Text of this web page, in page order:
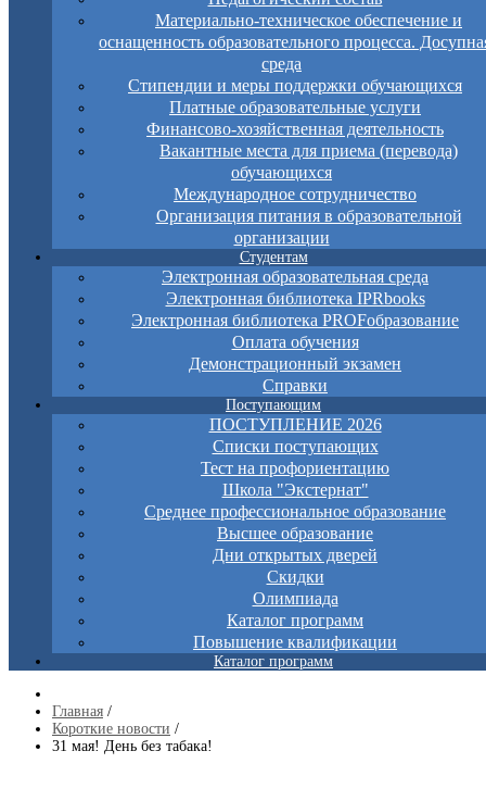
Материально-техническое обеспечение и
оснащенность образовательного процесса.
среда
Стипендии и меры поддержки обучающихся
Платные образовательные услуги
Финансово-хозяйственная деятельность
Вакантные места для приема (перевода)
обучающихся
Международное сотрудничество
Организация питания в образовательной
организации
Студентам
Электронная образовательная среда
Электронная библиотека IPRbooks
Электронная библиотека PROFобразование
Оплата обучения
Демонстрационный экзамен
Справки
Поступающим
ПОСТУПЛЕНИЕ 2026
Списки поступающих
Тест на профориентацию
Школа "Экстернат"
Среднее профессиональное образование
Высшее образование
Дни открытых дверей
Скидки
Олимпиада
Каталог программ
Повышение квалификации
Каталог программ
Главная /
Короткие новости /
31 мая! День без табака!